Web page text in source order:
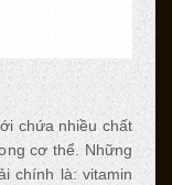
chứa nhiều chất
cơ thể. Những
chính là: vitamin